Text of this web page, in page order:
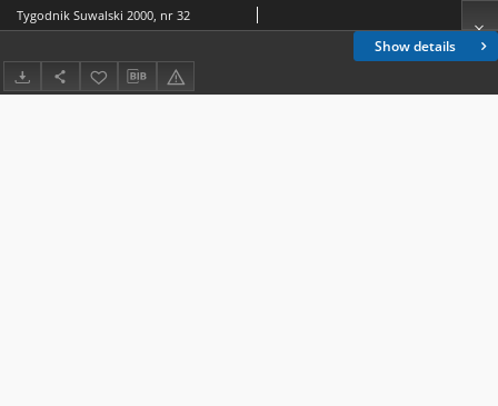
Show details
Tygodnik Suwalski 2000, nr 32